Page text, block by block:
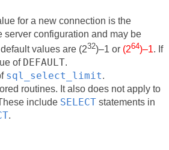
for a new connection is the
server configuration and may be
values are (232)–1 or (264)–1. If
of DEFAULT.
sql_select_limit.
routines. It also does not apply to
include SELECT statements in
.